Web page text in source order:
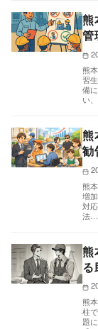
熊
管
熊
習
備
い
熊
勧
熊
増
対
法…
熊
る
熊
柱
題